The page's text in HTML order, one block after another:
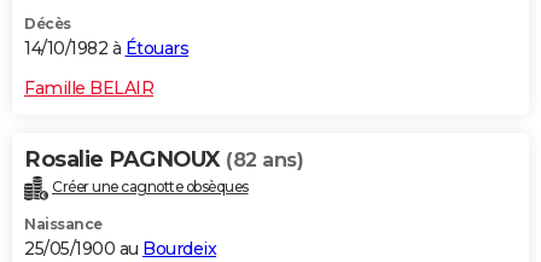
Décès
14/10/1982 à Étouars
Famille BELAIR
Rosalie PAGNOUX (82 ans)
Créer une cagnotte obsèques
Naissance
25/05/1900 au Bourdeix